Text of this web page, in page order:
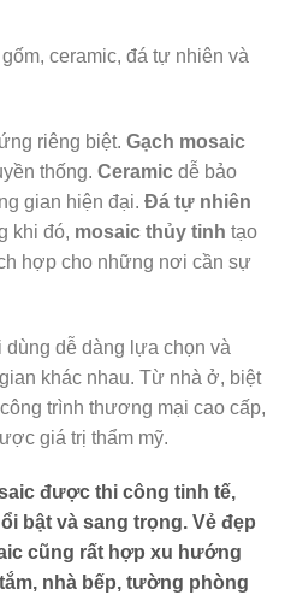
ceramic, đá tự nhiên và
riêng biệt. Gạch mosaic
thống. Ceramic dễ bảo
gian hiện đại. Đá tự nhiên
khi đó, mosaic thủy tinh tạo
hợp cho những nơi cần sự
dễ dàng lựa chọn và
khác nhau. Từ nhà ở, biệt
trình thương mại cao cấp,
giá trị thẩm mỹ.
được thi công tinh tế,
bật và sang trọng. Vẻ đẹp
cũng rất hợp xu hướng
nhà bếp, tường phòng